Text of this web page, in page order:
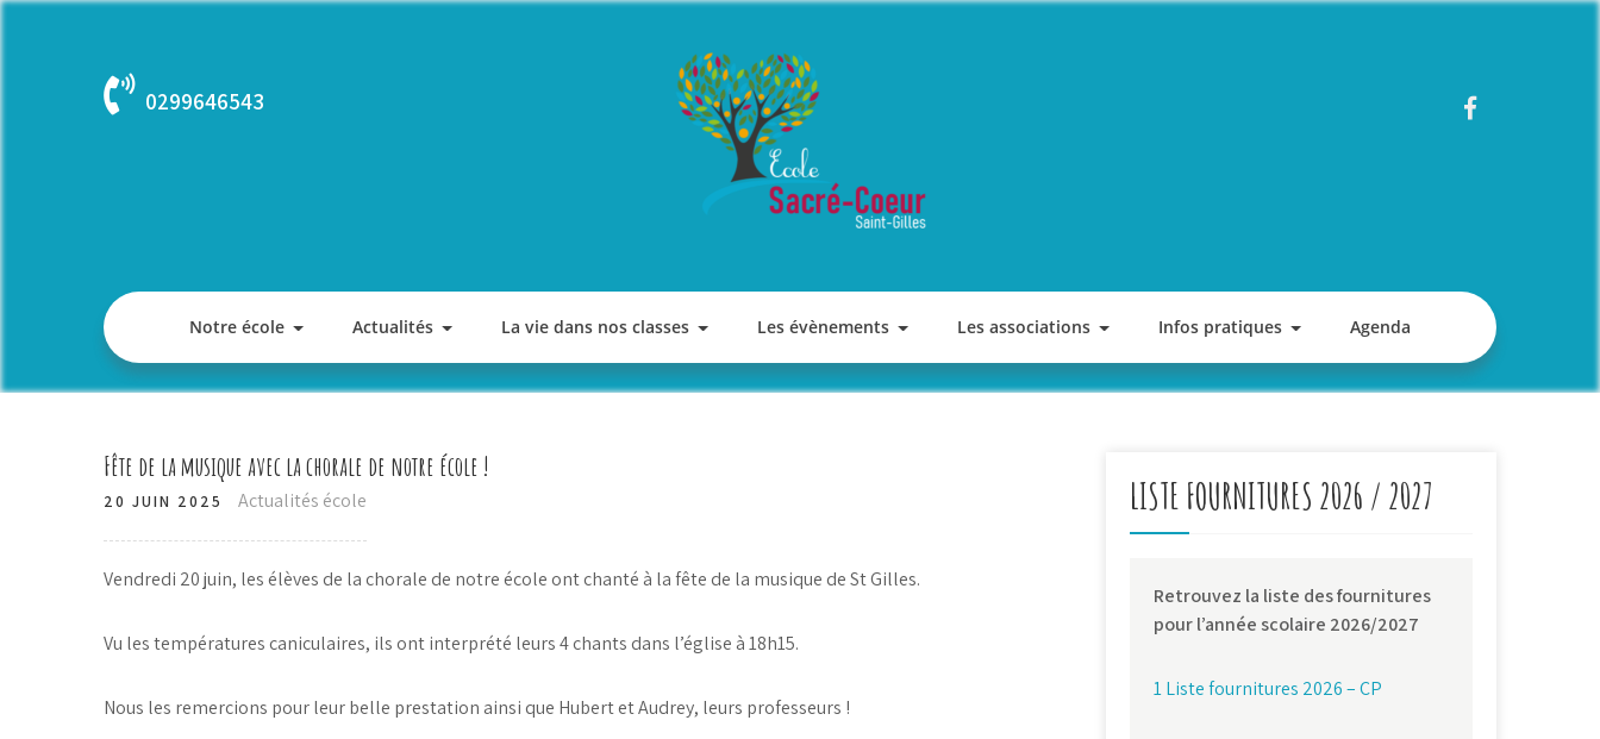
Skip
0299646543
ECOLE SACRE COEUR
Notre école Actualités La vie dans nos classes Les évènements Les associations Infos pratiques Agenda
Fête de la musique avec la chorale de notre école !
20 JUIN 2025 Actualités école
Vendredi 20 juin, les élèves de la chorale de notre école ont chanté à la fête de la musique de St Gilles.
Vu les températures caniculaires, ils ont interprété leurs 4 chants dans l’église à 18h15.
Nous les remercions pour leur belle prestation ainsi que Hubert et Audrey, leurs professeurs !
LISTE FOURNITURES 2026 / 2027
Retrouvez la liste des fournitures
pour l’année scolaire 2026/2027
1 Liste fournitures 2026 – CP